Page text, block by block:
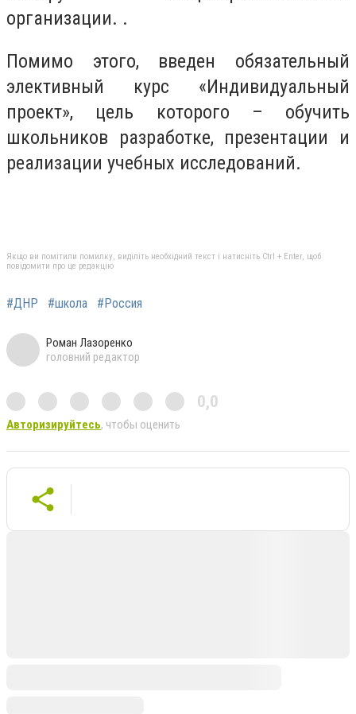
организации. .
Помимо этого, введен обязательный
элективный курс «Индивидуальный
проект», цель которого – обучить
школьников разработке, презентации и
реализации учебных исследований.
Якщо ви помітили помилку, виділіть необхідний текст і натисніть Ctrl + Enter, щоб
повідомити про це редакцію
#ДНР #школа #Россия
Роман Лазоренко
головний редактор
0,0
Авторизируйтесь, чтобы оценить